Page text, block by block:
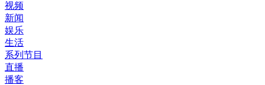
视频
新闻
娱乐
生活
系列节目
直播
播客